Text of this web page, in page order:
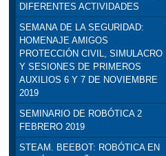
DIFERENTES ACTIVIDADES
SEMANA DE LA SEGURIDAD:
HOMENAJE AMIGOS
PROTECCIÓN CIVIL, SIMULACRO
Y SESIONES DE PRIMEROS
AUXILIOS 6 Y 7 DE NOVIEMBRE
2019
SEMINARIO DE ROBÓTICA 2
FEBRERO 2019
STEAM. BEEBOT: ROBÓTICA EN